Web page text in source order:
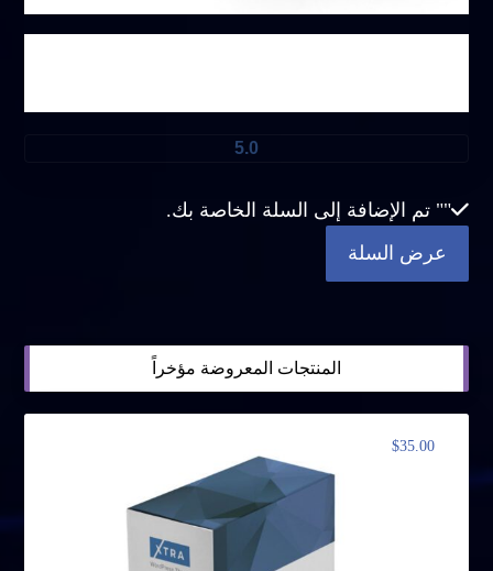
5.0
"" تم الإضافة إلى السلة الخاصة بك.
عرض السلة
المنتجات المعروضة مؤخراً
$35.00